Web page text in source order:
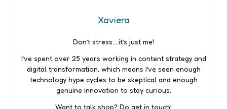
Xaviera
Don’t stress….it’s just me!
I’ve spent over 25 years working in content strategy and
digital transformation, which means I’ve seen enough
technology hype cycles to be skeptical and enough
genuine innovation to stay curious.
Want to talk shop? Do get in touch!